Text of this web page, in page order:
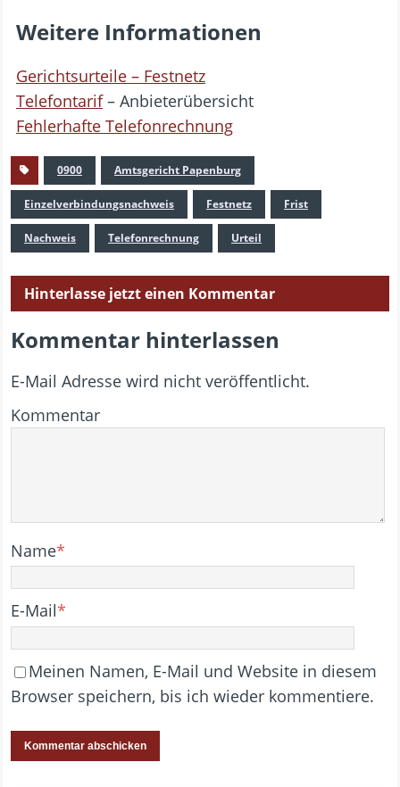
Weitere Informationen
Gerichtsurteile – Festnetz
Telefontarif– Anbieterübersicht
Fehlerhafte Telefonrechnung
0900 Amtsgericht Papenburg
Einzelverbindungsnachweis Festnetz Frist
Nachweis Telefonrechnung Urteil
Hinterlasse jetzt einen Kommentar
Kommentar hinterlassen
E-Mail Adresse wird nicht veröffentlicht.
Kommentar
Name*
E-Mail*
Meinen Namen, E-Mail und Website in diesem
Browser speichern, bis ich wieder kommentiere.